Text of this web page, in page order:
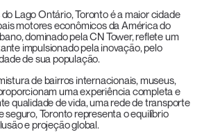
Lago Ontário, Toronto é a maior cidade
motores econômicos da América do
dominado pela CN Tower, reflete um
impulsionado pela inovação, pelo
de sua população.
de bairros internacionais, museus,
uma experiência completa e
qualidade de vida, uma rede de transporte
seguro, Toronto representa o equilíbrio
e projeção global.